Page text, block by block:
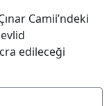
Camii’ndeki
edileceği